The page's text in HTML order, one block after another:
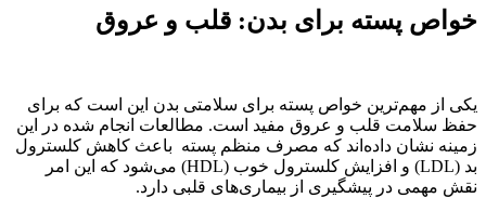
خواص پسته برای بدن: قلب و عروق
یکی از مهم‌ترین خواص پسته برای سلامتی بدن این است که برای
حفظ سلامت قلب و عروق مفید است. مطالعات انجام شده در این
زمینه نشان داده‌اند که مصرف منظم پسته باعث کاهش کلسترول
بد (LDL) و افزایش کلسترول خوب (HDL) می‌شود که این امر
نقش مهمی در پیشگیری از بیماری‌های قلبی دارد.